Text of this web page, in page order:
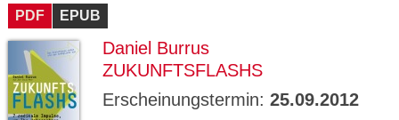
PDF EPUB
Daniel Burrus
ZUKUNFTSFLASHS
Erscheinungstermin: 25.09.2012